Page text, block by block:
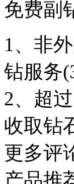
免费副
1、非
钻服务
2、超
收取钻
更多评
产品推